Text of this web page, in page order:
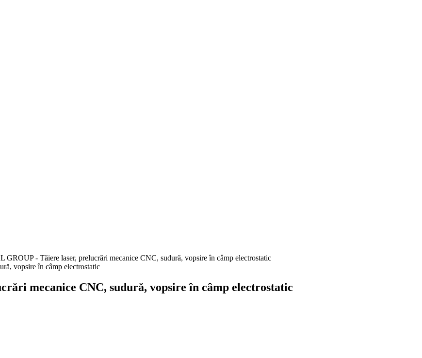
- Tăiere laser, prelucrări mecanice CNC, sudură, vopsire în câmp electrostatic
mecanice CNC, sudură, vopsire în câmp electrostatic